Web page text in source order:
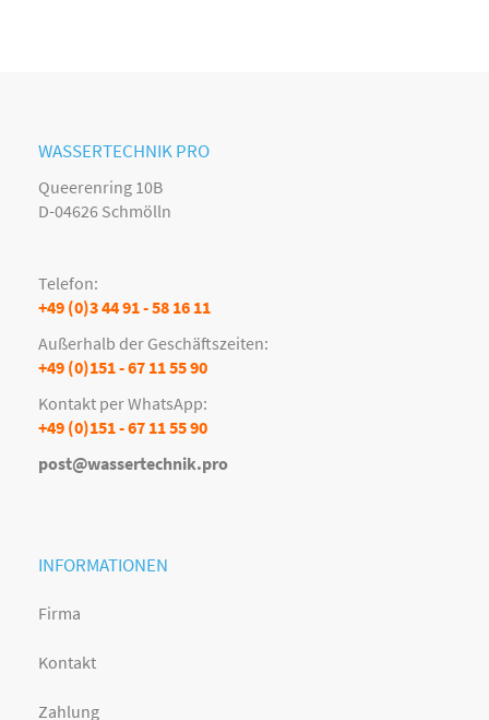
WASSERTECHNIK PRO
Queerenring 10B
D-04626 Schmölln
Telefon:
+49 (0)3 44 91 - 58 16 11
Außerhalb der Geschäftszeiten:
+49 (0)151 - 67 11 55 90
Kontakt per WhatsApp:
+49 (0)151 - 67 11 55 90
post@wassertechnik.pro
INFORMATIONEN
Firma
Kontakt
Zahlung